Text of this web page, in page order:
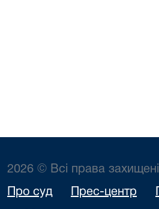
2026 © Всі права захищені
Про суд Прес-центр